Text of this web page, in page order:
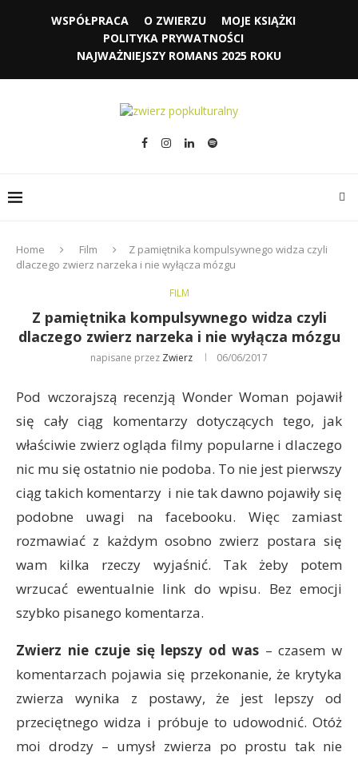
WSPÓŁPRACA O ZWIERZU
MOJE KSIĄŻKI
POLITYKA PRYWATNOŚCI
NAJWAŻNIEJSZY ROMANS 2025 ROKU
Home Film
Z pamiętnika kompulsywnego widza czyli
dlaczego zwierz narzeka i nie wyłącza mózgu
FILM
Z pamiętnika kompulsywnego widza czyli
dlaczego zwierz narzeka i nie wyłącza mózgu
napisane przez Zwierz 06/06/2017
Pod wczorajszą recenzją Wonder Woman pojawił
się cały ciąg komentarzy dotyczących tego, jak
właściwie zwierz ogląda filmy popularne i dlaczego
nic mu się ostatnio nie podoba. To nie jest pierwszy
ciąg takich komentarzy i nie tak dawno pojawiły się
podobne uwagi na facebooku. Więc zamiast
rozmawiać z każdym osobno zwierz postara się
wam kilka rzeczy wyjaśnić. Tak żeby potem
wrzucać ewentualnie link do wpisu. Bez emocji
szybko pisanego komentarza.
Zwierz nie czuje się lepszy od was – czasem w
komentarzach pojawia się przekonanie, że krytyka
zwierza wynika z postawy, że jest lepszy od
przeciętnego widza i próbuje to udowodnić. Otóż
moi drodzy – umysł zwierza po prostu tak nie